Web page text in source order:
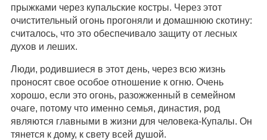
прыжками через купальские костры. Через этот
очистительный огонь прогоняли и домашнюю скотину:
считалось, что это обеспечивало защиту от лесных
духов и леших.
Люди, родившиеся в этот день, через всю жизнь
проносят свое особое отношение к огню. Очень
хорошо, если это огонь, разожженный в семейном
очаге, потому что именно семья, династия, род
являются главными в жизни для человека-Купалы. Он
тянется к дому, к свету всей душой.